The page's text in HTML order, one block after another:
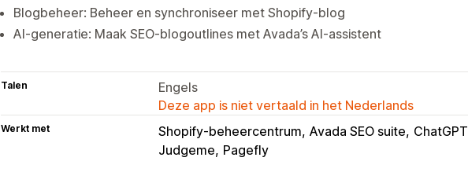
Blogbeheer: Beheer en synchroniseer met Shopify-blog
AI-generatie: Maak SEO-blogoutlines met Avada’s AI-assistent
Talen
Engels
Deze app is niet vertaald in het Nederlands
Werkt met Shopify-beheercentrum Avada SEO suite ChatGPT
Judgeme Pagefly